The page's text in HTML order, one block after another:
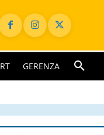
GERENZA